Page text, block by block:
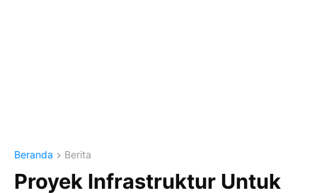
Beranda Berita
Proyek Infrastruktur Untuk